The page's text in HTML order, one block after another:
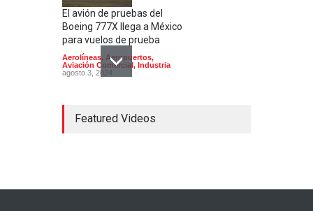
El avión de pruebas del
Boeing 777X llega a México
para vuelos de prueba
Aerolíneas, Aeropuertos,
Aviación Comercial, Industria
agosto 3, 2024
supersónico que venía a
Featured Videos